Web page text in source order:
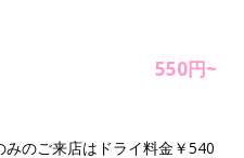
550円~
のご来店はドライ料金￥540